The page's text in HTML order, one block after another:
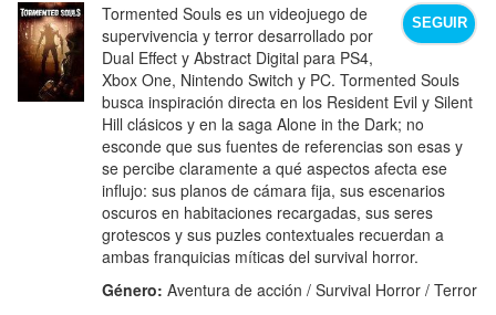
SEGUIR
Tormented Souls es un videojuego de
supervivencia y terror desarrollado por
Dual Effect y Abstract Digital para PS4,
Xbox One, Nintendo Switch y PC. Tormented Souls
busca inspiración directa en los Resident Evil y Silent
Hill clásicos y en la saga Alone in the Dark; no
esconde que sus fuentes de referencias son esas y
se percibe claramente a qué aspectos afecta ese
influjo: sus planos de cámara fija, sus escenarios
oscuros en habitaciones recargadas, sus seres
grotescos y sus puzles contextuales recuerdan a
ambas franquicias míticas del survival horror.
Género: Aventura de acción / Survival Horror / Terror